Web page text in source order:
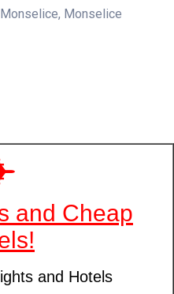
Monselice, Monselice